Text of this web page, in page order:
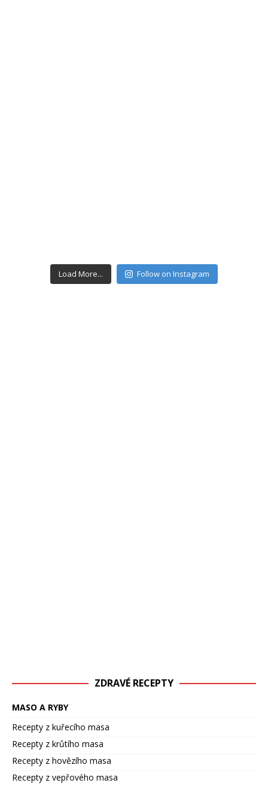
Load More... Follow on Instagram
ZDRAVÉ RECEPTY
MASO A RYBY
Recepty z kuřecího masa
Recepty z krůtího masa
Recepty z hovězího masa
Recepty z vepřového masa